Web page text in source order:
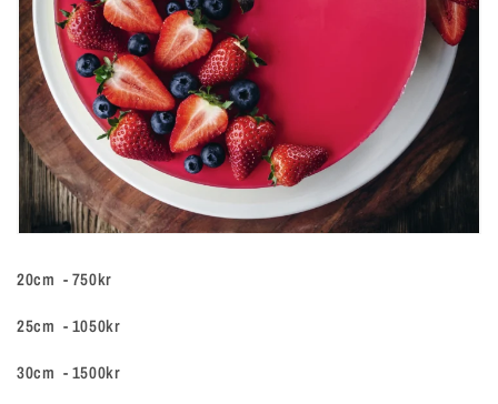
20cm - 750kr
25cm - 1050kr
30cm - 1500kr